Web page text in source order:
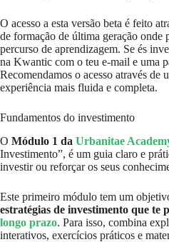
O acesso a esta versão beta é feito
de formação de última geração onde
percurso de aprendizagem. Se és
na Kwantic com o teu e-mail e uma
Recomendamos o acesso através de
experiência mais fluida e completa.
Fundamentos do investimento
O Módulo 1 da Urbanitae
Investimento”, é um guia claro e
investir ou reforçar os seus
Este primeiro módulo tem um
estratégias de investimento que te
longo prazo. Para isso, combina
interativos, exercícios práticos e